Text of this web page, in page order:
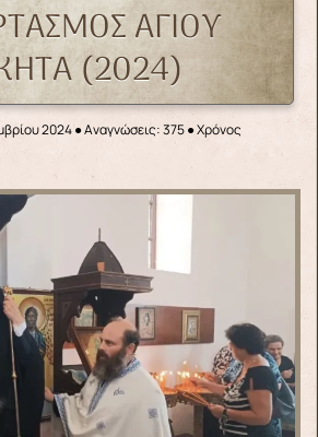
ΑΓΙΟΥ
(2024)
2024●Αναγνώσεις: 375● Χρόνος